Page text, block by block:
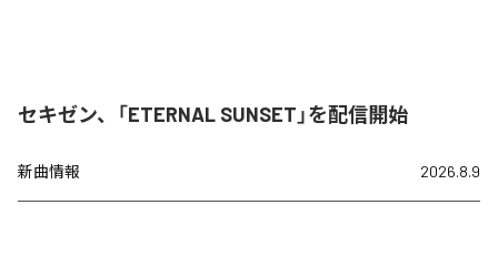
セキゼン、「ETERNAL SUNSET」を配信開始
新曲情報 2026.8.9